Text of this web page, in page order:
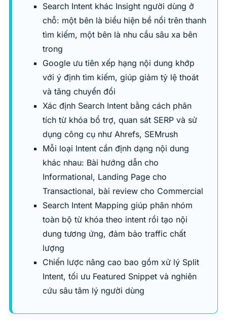
Search Intent khác Insight người dùng ở
chỗ: một bên là biểu hiện bề nổi trên thanh
tìm kiếm, một bên là nhu cầu sâu xa bên
trong
Google ưu tiên xếp hạng nội dung khớp
với ý định tìm kiếm, giúp giảm tỷ lệ thoát
và tăng chuyển đổi
Xác định Search Intent bằng cách phân
tích từ khóa bổ trợ, quan sát SERP và sử
dụng công cụ như Ahrefs, SEMrush
Mỗi loại Intent cần định dạng nội dung
khác nhau: Bài hướng dẫn cho
Informational, Landing Page cho
Transactional, bài review cho Commercial
Search Intent Mapping giúp phân nhóm
toàn bộ từ khóa theo intent rồi tạo nội
dung tương ứng, đảm bảo traffic chất
lượng
Chiến lược nâng cao bao gồm xử lý Split
Intent, tối ưu Featured Snippet và nghiên
cứu sâu tâm lý người dùng